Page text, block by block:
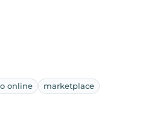
online
marketplace